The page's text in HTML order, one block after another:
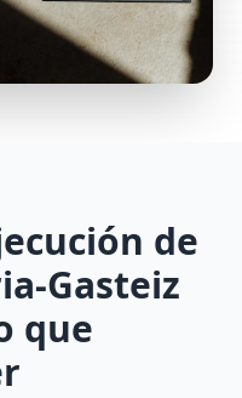
de
Gasteiz
que